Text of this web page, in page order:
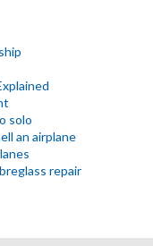
solo
an airplane
repair